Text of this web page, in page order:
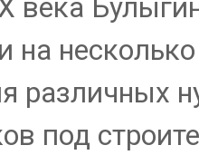
века
различных
под